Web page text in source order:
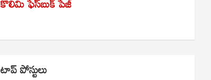
టాప్ పోస్టులు